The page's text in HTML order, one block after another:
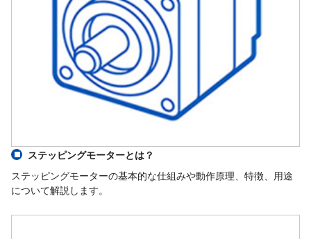
ステッピングモーターとは？
ステッピングモーターの基本的な仕組みや動作原理、特徴、用途
について解説します。